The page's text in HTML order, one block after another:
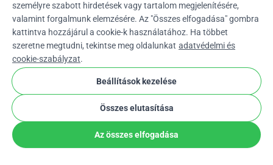
kapcsolatba lépjenek Önnel.
Európa legjobbadománygyűjtő platformján
keresztül tervezhet néma aukciót jótékonysági
árverési tárgyai számára,WhyDonate. Az egyik
legjobb része a WhyDonate segítségével indított
adománygyűjtő kampánynak az, hogy saját
adománygyűjtés QR-kódot készíthet, amelyet
elhelyezhet a csendes árveréseken, és
személyre szabott hirdetések vagy tartalom megjelenítésére,
valamint forgalmunk elemzésére. Az "Összes elfogadása" gombra
kattintva hozzájárul a cookie-k használatához. Ha többet
szeretne megtudni, tekintse meg oldalunkat adatvédelmi és
cookie-szabályzat.
Beállítások kezelése
Összes elutasítása
Az összes elfogadása